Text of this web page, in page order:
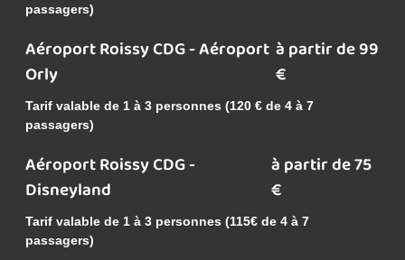
passagers)
Aéroport Roissy CDG - Aéroport
Orly
à partir de 99
€
Tarif valable de 1 à 3 personnes (120 € de 4 à 7
passagers)
Aéroport Roissy CDG -
Disneyland
à partir de 75
€
Tarif valable de 1 à 3 personnes (115€ de 4 à 7
passagers)